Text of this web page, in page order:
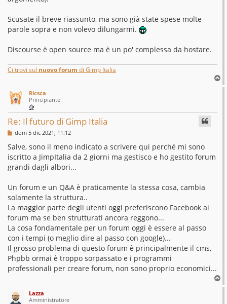
Scusate il breve riassunto, ma sono già state spese molte
parole sopra e non volevo dilungarmi.
Discourse è open source ma è un po' complessa da hostare.
Ci trovi sul nuovo forum di Gimp Italia
o
Ricsca
Principiante
Re: Il futuro di Gimp Italia
M
s
s
a
g
g
o
dom 5 dic 2021, 11:12
Salve, sono il meno indicato a scrivere qui perché mi sono
iscritto a JimpItalia da 2 giorni ma gestisco e ho gestito forum
grandi dagli albori...
Un forum e un Q&A è praticamente la stessa cosa, cambia
solamente la struttura..
La maggior parte degli utenti oggi preferiscono Facebook ai
forum ma se ben strutturati ancora reggono...
La cosa fondamentale per un forum oggi è essere al passo
con i tempi (o meglio dire al passo con google)...
Il grosso problema di questo forum è principalmente il cms,
Phpbb ormai è troppo sorpassato e i programmi
professionali per creare forum, non sono proprio economici...
o
Lazza
Amministratore